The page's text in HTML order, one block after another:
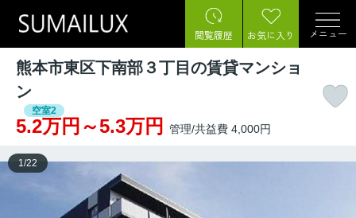
閲覧履歴 お気に入り メニュー
熊本市東区下南部３丁目の賃貸マンショ
ン
空室2
5.2万円～5.3万円 管理/共益費 4,000円
1 /22